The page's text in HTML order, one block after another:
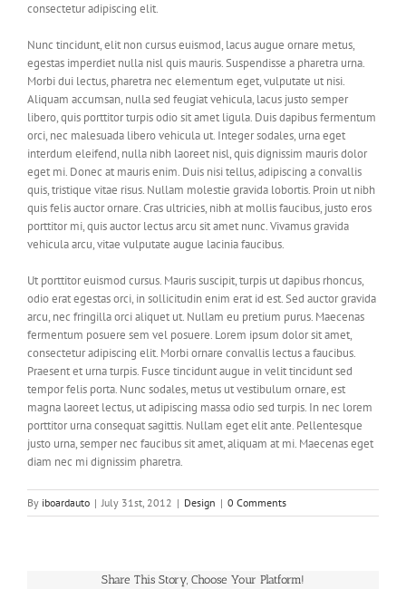
consectetur adipiscing elit.
Nunc tincidunt, elit non cursus euismod, lacus augue ornare metus,
egestas imperdiet nulla nisl quis mauris. Suspendisse a pharetra urna.
Morbi dui lectus, pharetra nec elementum eget, vulputate ut nisi.
Aliquam accumsan, nulla sed feugiat vehicula, lacus justo semper
libero, quis porttitor turpis odio sit amet ligula. Duis dapibus fermentum
orci, nec malesuada libero vehicula ut. Integer sodales, urna eget
interdum eleifend, nulla nibh laoreet nisl, quis dignissim mauris dolor
eget mi. Donec at mauris enim. Duis nisi tellus, adipiscing a convallis
quis, tristique vitae risus. Nullam molestie gravida lobortis. Proin ut nibh
quis felis auctor ornare. Cras ultricies, nibh at mollis faucibus, justo eros
porttitor mi, quis auctor lectus arcu sit amet nunc. Vivamus gravida
vehicula arcu, vitae vulputate augue lacinia faucibus.
Ut porttitor euismod cursus. Mauris suscipit, turpis ut dapibus rhoncus,
odio erat egestas orci, in sollicitudin enim erat id est. Sed auctor gravida
arcu, nec fringilla orci aliquet ut. Nullam eu pretium purus. Maecenas
fermentum posuere sem vel posuere. Lorem ipsum dolor sit amet,
consectetur adipiscing elit. Morbi ornare convallis lectus a faucibus.
Praesent et urna turpis. Fusce tincidunt augue in velit tincidunt sed
tempor felis porta. Nunc sodales, metus ut vestibulum ornare, est
magna laoreet lectus, ut adipiscing massa odio sed turpis. In nec lorem
porttitor urna consequat sagittis. Nullam eget elit ante. Pellentesque
justo urna, semper nec faucibus sit amet, aliquam at mi. Maecenas eget
diam nec mi dignissim pharetra.
By iboardauto | July 31st, 2012 | Design | 0 Comments
Share This Story, Choose Your Platform!